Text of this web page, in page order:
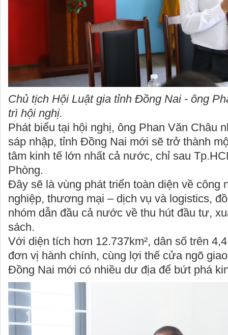
Chủ tịch Hội Luật gia tỉnh Đồng Nai - ông
trì hội nghị.
Phát biểu tại hội nghị, ông Phan Văn Châu
sáp nhập, tỉnh Đồng Nai mới sẽ trở thành
tâm kinh tế lớn nhất cả nước, chỉ sau
Phòng.
Đây sẽ là vùng phát triển toàn diện về công
nghiệp, thương mại – dịch vụ và logistics,
nhóm dẫn đầu cả nước về thu hút đầu tư,
sách.
Với diện tích hơn 12.737km², dân số trên
đơn vị hành chính, cùng lợi thế cửa ngõ
Đồng Nai mới có nhiều dư địa để bứt phá